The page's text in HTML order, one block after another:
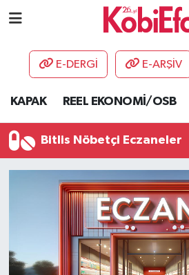
E-DERGİ E-ARŞİV
KAPAK REEL EKONOMİ/OSB
Bitlis Nöbetçi Eczaneler
AKADEMİ
DESTEK-TEŞVİK
ETKİNLİK
GÜNCEL
HABERLER
KAPAK